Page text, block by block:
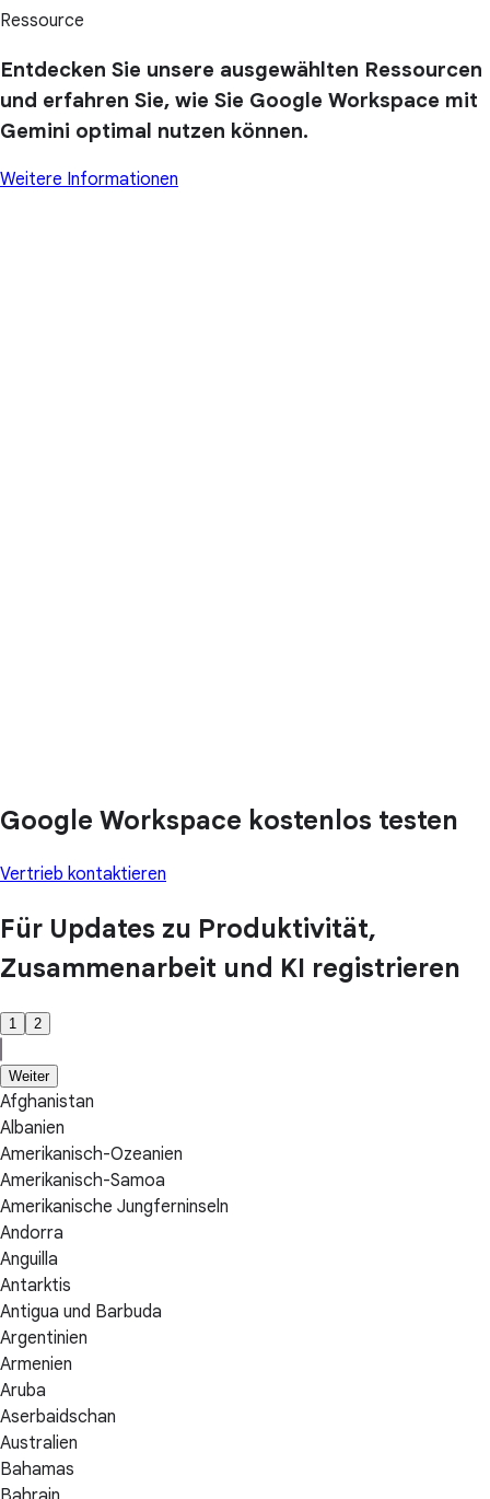
Ressource
Entdecken Sie unsere ausgewählten Ressourcen
und erfahren Sie, wie Sie Google Workspace mit
Gemini optimal nutzen können.
Weitere Informationen
Google Workspace kostenlos testen
Vertrieb kontaktieren
Für Updates zu Produktivität,
Zusammenarbeit und KI registrieren
1 2
Weiter
Afghanistan
Albanien
Amerikanisch-Ozeanien
Amerikanisch-Samoa
Amerikanische Jungferninseln
Andorra
Anguilla
Antarktis
Antigua und Barbuda
Argentinien
Armenien
Aruba
Aserbaidschan
Australien
Bahamas